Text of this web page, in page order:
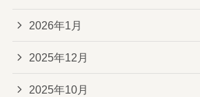
2026年1月
2025年12月
2025年10月